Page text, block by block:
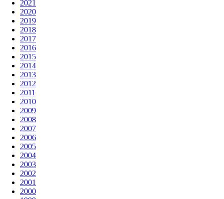
2021
2020
2019
2018
2017
2016
2015
2014
2013
2012
2011
2010
2009
2008
2007
2006
2005
2004
2003
2002
2001
2000